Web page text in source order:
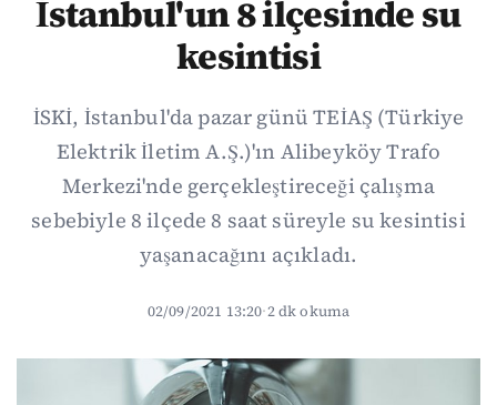
İstanbul'un 8 ilçesinde su
kesintisi
İSKİ, İstanbul'da pazar günü TEİAŞ (Türkiye
Elektrik İletim A.Ş.)'ın Alibeyköy Trafo
Merkezi'nde gerçekleştireceği çalışma
sebebiyle 8 ilçede 8 saat süreyle su kesintisi
yaşanacağını açıkladı.
02/09/2021 13:20·2 dk okuma